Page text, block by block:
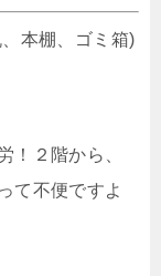
本棚、ゴミ箱)
！２階から、
て不便ですよ